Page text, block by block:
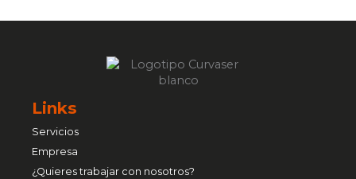
Links
Servicios
Empresa
¿Quieres trabajar con nosotros?